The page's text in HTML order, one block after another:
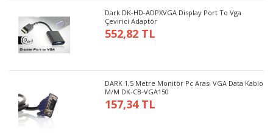
Dark DK-HD-ADPXVGA Display Port To Vga
Çevirici Adaptör
552,82 TL
DARK 1,5 Metre Monitör Pc Arası VGA Data Kablo
M/M DK-CB-VGA150
157,34 TL